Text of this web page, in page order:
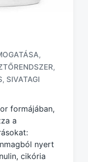
,
,
, SIVATAGI
formájában,
a
nyert
cikória